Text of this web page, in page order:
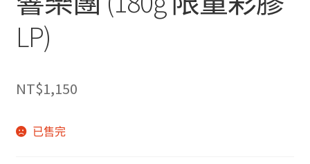
LP)
NT$1,150
已售完